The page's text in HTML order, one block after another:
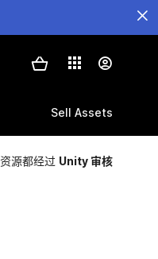
Sell Assets
源都经过 Unity 审核